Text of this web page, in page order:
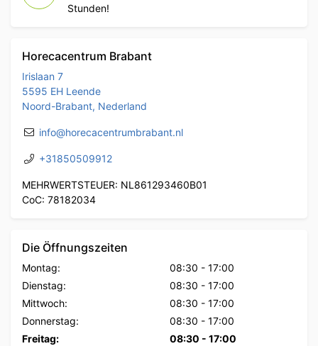
Stunden!
Horecacentrum Brabant
Irislaan 7
5595 EH Leende
Noord-Brabant, Nederland
info@horecacentrumbrabant.nl
+31850509912
MEHRWERTSTEUER: NL861293460B01
CoC: 78182034
Die Öffnungszeiten
Montag: 08:30 - 17:00
Dienstag:
08:30 - 17:00
Mittwoch:
08:30 - 17:00
Donnerstag:
08:30 - 17:00
Freitag:
08:30 - 17:00